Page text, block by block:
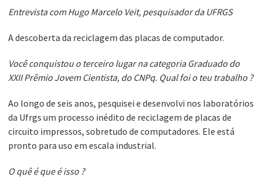
Entrevista com Hugo Marcelo Veit, pesquisador da UFRGS
A descoberta da reciclagem das placas de computador.
Você conquistou o terceiro lugar na categoria Graduado do
XXII Prêmio Jovem Cientista, do CNPq. Qual foi o teu trabalho ?
Ao longo de seis anos, pesquisei e desenvolvi nos laboratórios
da Ufrgs um processo inédito de reciclagem de placas de
circuito impressos, sobretudo de computadores. Ele está
pronto para uso em escala industrial.
O quê é que é isso ?